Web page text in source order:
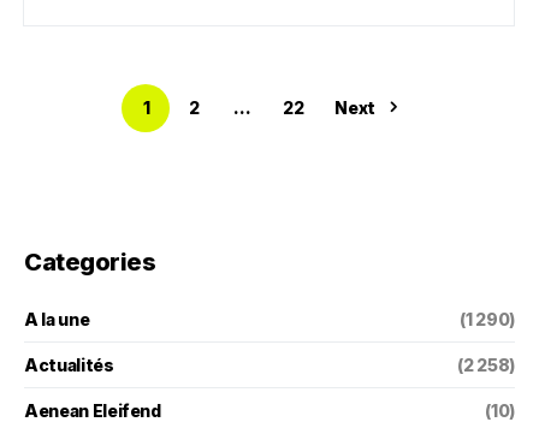
1 2 … 22 Next
Categories
A la une (1 290)
Actualités (2 258)
Aenean Eleifend (10)